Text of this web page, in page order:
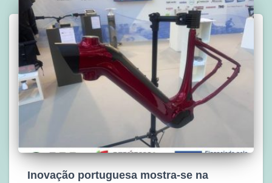
Inovação portuguesa mostra-se na